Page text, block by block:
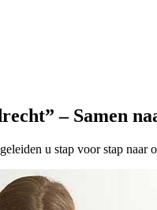
– Samen
u stap voor stap